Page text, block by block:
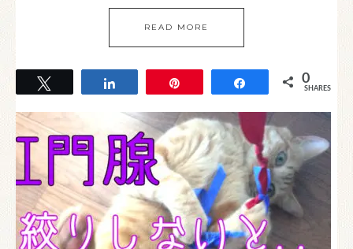
READ MORE
Share 0
SHARES